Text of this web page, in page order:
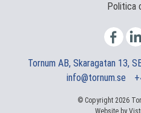
Politica
Tornum AB, Skaragatan 13,
info@tornum.se
© Copyright 2026
Website by